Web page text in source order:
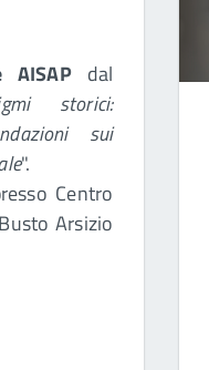
AISAPdal
storici:
sui
".
Centro
Arsizio